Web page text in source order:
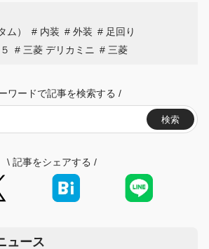
）
内装 外装
足回り
三菱 デリカミニ 三菱
ワードで記事を検索する /
検索
\ 記事をシェアする /
ュース